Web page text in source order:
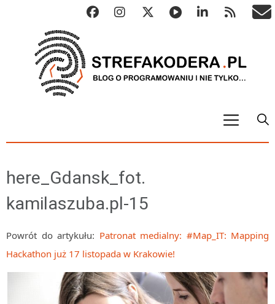
ALGO
Abstrakcyjne struktury danych
Metody numeryczne
Algorytmy szyfrujące
Algorytmy konwersji
Algorytmy wyszukiwania
here_Gdansk_fot.
kamilaszuba.pl-15
Powrót do artykułu: Patronat medialny: #Map_IT: Mapping
Hackathon już 17 listopada w Krakowie!